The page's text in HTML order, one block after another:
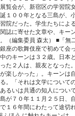
覧会が、新宿区の学習院
１００年となる三島が、
院だった。学生たちによ
誌に寄せた文章や、キー
（編集委員 森太） ■「無
座の歌舞伎座で初めて会
のキーンは３２歳。日本
た２人は、親友となった
楽しかった」。キーンは
。「それは文学について
るいは共通の知人につい
が７０年１１月２５日、
１６年間にわたって途切